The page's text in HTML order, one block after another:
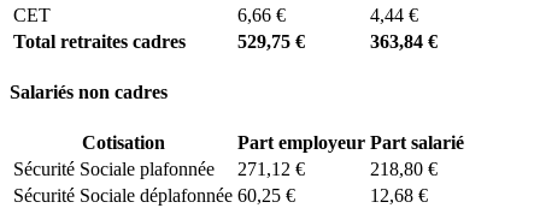
CET
6,66 €
4,44 €
Total retraites cadres
529,75 € 363,84 €
Salariés non cadres
Cotisation Part employeur Part salarié
Sécurité Sociale plafonnée
271,12 €
218,80 €
Sécurité Sociale déplafonnée 60,25 €
12,68 €